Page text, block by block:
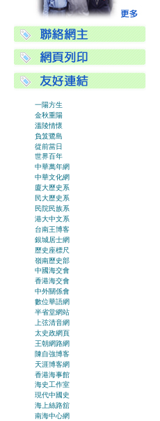
一陽方生
金秋重陽
溫陵情懷
負笈鷺島
從前當日
世界百年
中華萬年網
中華文化網
廈大歷史系
民大歷史系
民院民族系
港大中文系
台南王博客
銀城居士網
歷史座標尺
嶺南歷史部
中國海交會
香港海交會
中外關係會
數位華語網
半省堂網站
上弦清音網
太史政網頁
王朝網路網
陳自強博客
天涯博客網
香港海事館
海史工作室
現代中國史
海上絲路舘
南海中心網